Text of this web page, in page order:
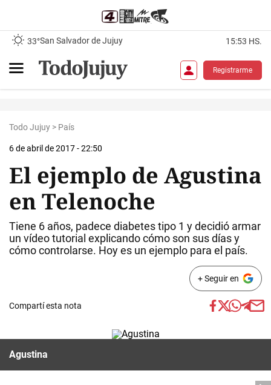
33°San Salvador de Jujuy 15:53 HS.
Registrarme
Todo Jujuy > País
6 de abril de 2017 - 22:50
El ejemplo de Agustina
en Telenoche
Tiene 6 años, padece diabetes tipo 1 y decidió armar
un vídeo tutorial explicando cómo son sus días y
cómo controlarse. Hoy es un ejemplo para el país.
+ Seguir en
Compartí esta nota
Agustina